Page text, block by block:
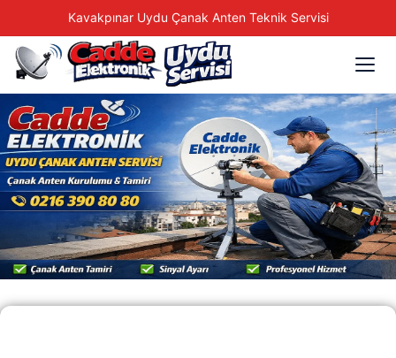
Kavakpınar Uydu Çanak Anten Teknik Servisi